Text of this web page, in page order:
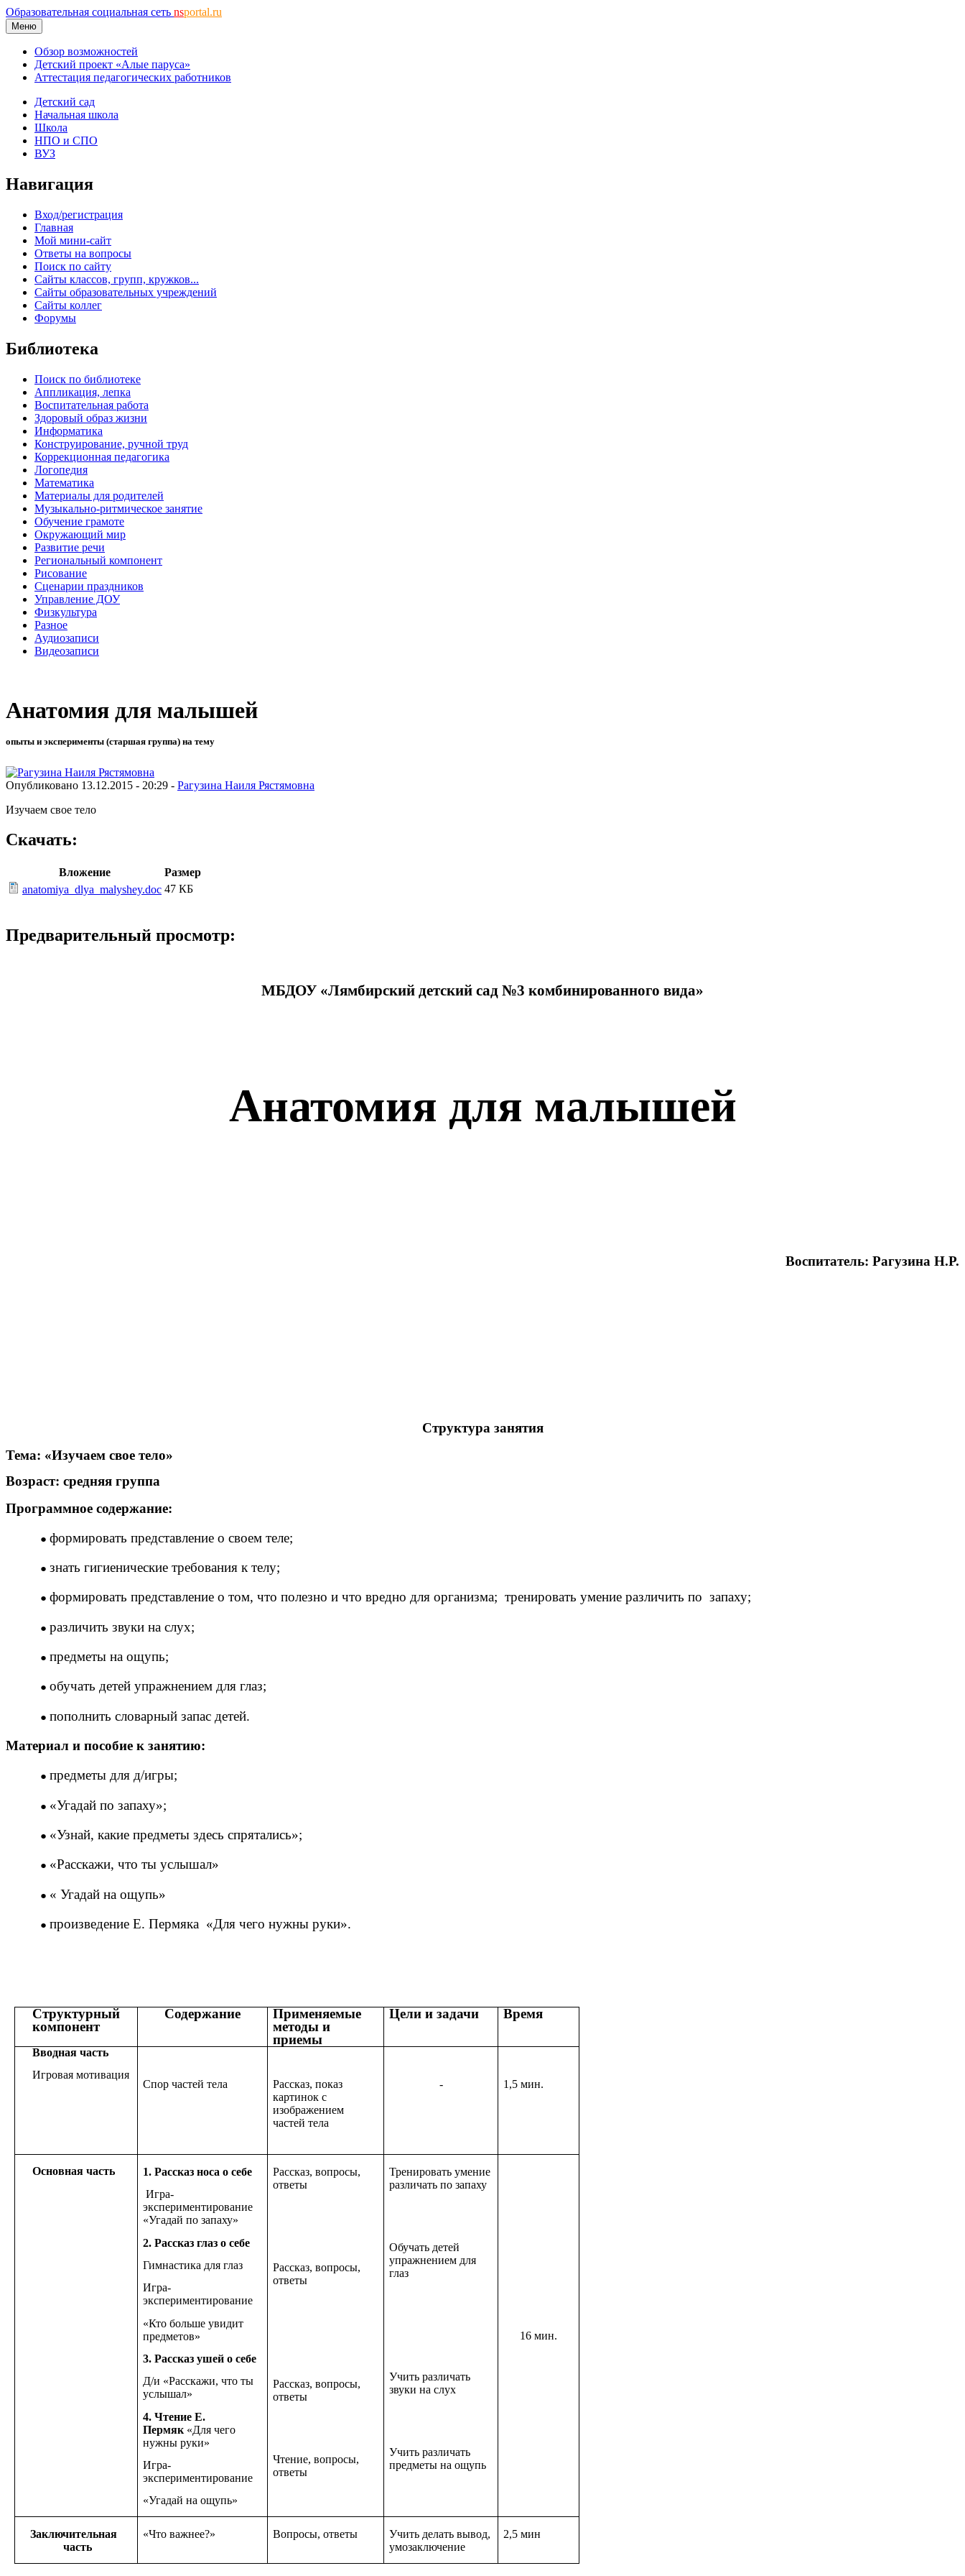
Образовательная социальная сеть nsportal.ru
Меню
Обзор возможностей
Детский проект «Алые паруса»
Аттестация педагогических работников
Детский сад
Начальная школа
Школа
НПО и СПО
ВУЗ
Навигация
Вход/регистрация
Главная
Мой мини-сайт
Ответы на вопросы
Поиск по сайту
Сайты классов, групп, кружков...
Сайты образовательных учреждений
Сайты коллег
Форумы
Библиотека
Поиск по библиотеке
Аппликация, лепка
Воспитательная работа
Здоровый образ жизни
Информатика
Конструирование, ручной труд
Коррекционная педагогика
Логопедия
Математика
Материалы для родителей
Музыкально-ритмическое занятие
Обучение грамоте
Окружающий мир
Развитие речи
Региональный компонент
Рисование
Сценарии праздников
Управление ДОУ
Физкультура
Разное
Аудиозаписи
Видеозаписи
Анатомия для малышей
опыты и эксперименты (старшая группа) на тему
Опубликовано 13.12.2015 - 20:29 - Рагузина Наиля Рястямовна
Изучаем свое тело
Скачать:
Вложение
Размер
anatomiya_dlya_malyshey.doc 47 КБ
Предварительный просмотр:
МБДОУ «Лямбирский детский сад №3 комбинированного вида»
Анатомия для малышей
Воспитатель: Рагузина Н.Р.
Структура занятия
Тема: «Изучаем свое тело»
Возраст: средняя группа
Программное содержание:
формировать представление о своем теле;
знать гигиенические требования к телу;
формировать представление о том, что полезно и что вредно для организма; тренировать умение различить по запаху;
различить звуки на слух;
предметы на ощупь;
обучать детей упражнением для глаз;
пополнить словарный запас детей.
Материал и пособие к занятию:
предметы для д/игры;
«Угадай по запаху»;
«Узнай, какие предметы здесь спрятались»;
«Расскажи, что ты услышал»
« Угадай на ощупь»
произведение Е. Пермяка «Для чего нужны руки».
Структурный
компонент
Содержание
Применяемые
методы и
приемы
Цели и задачи Время
Вводная часть
Игровая мотивация
Спор частей тела
Рассказ, показ
картинок с
изображением
частей тела
- 1,5 мин.
Основная часть
1. Рассказ носа о себе
Игра-
экспериментирование
«Угадай по запаху»
2. Рассказ глаз о себе
Гимнастика для глаз
Игра-
экспериментирование
«Кто больше увидит
предметов»
3. Рассказ ушей о себе
Д/и «Расскажи, что ты
услышал»
4. Чтение Е.
Пермяк «Для чего
нужны руки»
Игра-
экспериментирование
«Угадай на ощупь»
Рассказ, вопросы,
ответы
Рассказ, вопросы,
ответы
Рассказ, вопросы,
ответы
Чтение, вопросы,
ответы
Тренировать умение
различать по запаху
Обучать детей
упражнением для
глаз
Учить различать
звуки на слух
Учить различать
предметы на ощупь
16 мин.
Заключительная
часть
«Что важнее?» Вопросы, ответы
Учить делать вывод,
умозаключение
2,5 мин